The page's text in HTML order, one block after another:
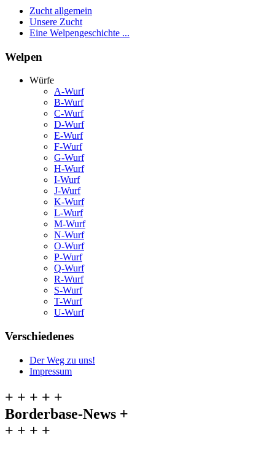
Zucht allgemein
Unsere Zucht
Eine Welpengeschichte ...
Welpen
Würfe
A-Wurf
B-Wurf
C-Wurf
D-Wurf
E-Wurf
F-Wurf
G-Wurf
H-Wurf
I-Wurf
J-Wurf
K-Wurf
L-Wurf
M-Wurf
N-Wurf
O-Wurf
P-Wurf
Q-Wurf
R-Wurf
S-Wurf
T-Wurf
U-Wurf
Verschiedenes
Der Weg zu uns!
Impressum
+ + + + +
Borderbase-News +
+ + + +